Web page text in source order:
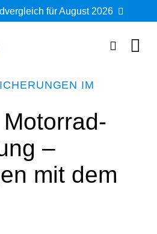
für August 2026
IM
–
mit dem